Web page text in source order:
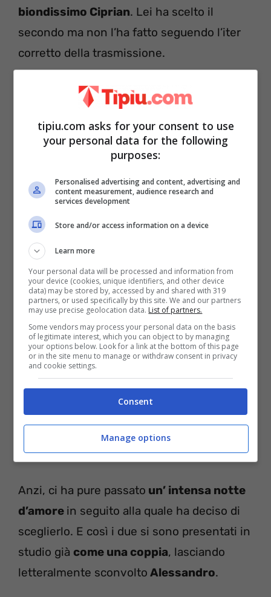
biondissimo Ciprian. Lei ha scelto il
secondo ma non l’ha fatto seguendo l’iter
corretto della trasmissione.
In pratica il ragazzo, senza prima avvertire
la redazione, è andato asuonare il
campanello di casa sua. Come faceva a
sapere l’indirizzo? Lo aveva capito
osservando alcuni negozi e un bar che si
potevano notare durante la messa in onda
diun videoche la riguardava. Lei, molto
sorpresa della visita, inizialmente aveva
pensato che ciò fosse stato concordato con
gli autori ma quando ha scoperto che non
lo era affattonon l’ha mandato via!
Anzi, ci ha pure passato un’ intensa notte
d’amore in seguito alla quale ha deciso di
sceglierlo. E così i due si sono presentati in
studio già come una coppia, lasciando
letteralmente sconvolto Alessandro.
tipiu.com asks for your consent to use
your personal data for the following
purposes:
Personalised advertising and content, advertising and
content measurement, audience research and
services development
Store and/or access information on a device
Learn more
Your personal data will be processed and information from
your device (cookies, unique identifiers, and other device
data) may be stored by, accessed by and shared with 319
partners, or used specifically by this site. We and our partners
may use precise geolocation data. List of partners.
Some vendors may process your personal data on the basis
of legitimate interest, which you can object to by managing
your options below. Look for a link at the bottom of this page
or in the site menu to manage or withdraw consent in privacy
and cookie settings.
Consent
Manage options